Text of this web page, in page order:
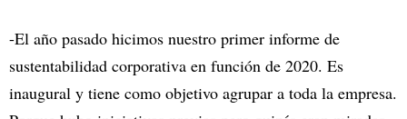
-El año pasado hicimos nuestro primer informe de
sustentabilidad corporativa en función de 2020. Es
inaugural y tiene como objetivo agrupar a toda la empresa.